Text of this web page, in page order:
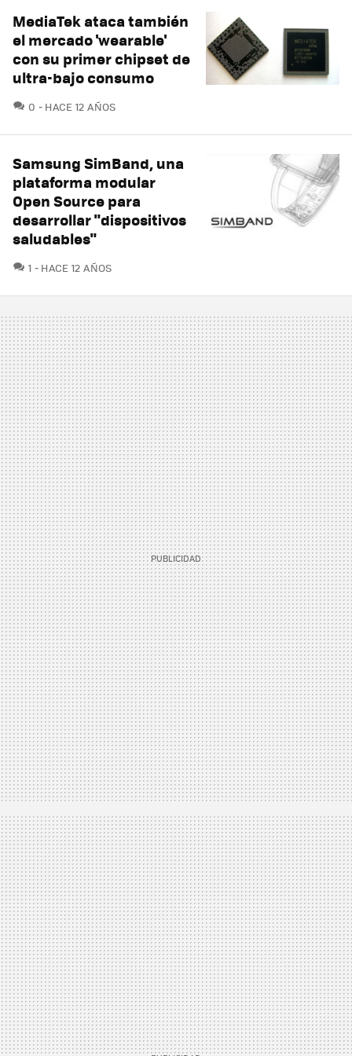
MediaTek ataca también
el mercado 'wearable'
con su primer chipset de
ultra-bajo consumo
0 COMENTARIOS
HACE 12 AÑOS
Samsung SimBand, una
plataforma modular
Open Source para
desarrollar "dispositivos
saludables"
1 COMENTARIOS
HACE 12 AÑOS